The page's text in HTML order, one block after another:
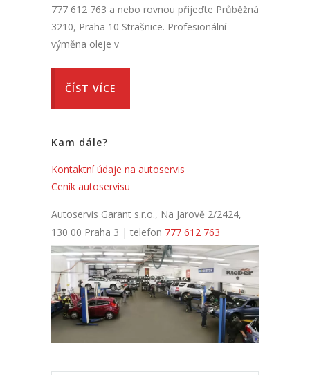
777 612 763 a nebo rovnou přijeďte Průběžná
3210, Praha 10 Strašnice. Profesionální
výměna oleje v
ČÍST VÍCE
Kam dále?
Kontaktní údaje na autoservis
Ceník autoservisu
Autoservis Garant s.r.o., Na Jarově 2/2424,
130 00 Praha 3 | telefon 777 612 763